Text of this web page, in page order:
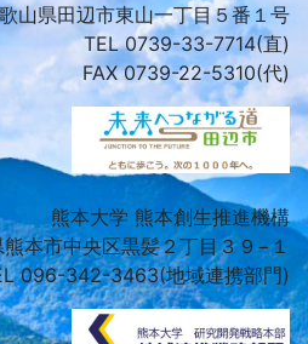
県田辺市東山一丁目５番１号
TEL 0739-33-7714(直)
FAX 0739-22-5310(代)
熊本大学 熊本創生推進機構
市中央区黒髪２丁目３９−１
096-342-3463(地域連携部門)